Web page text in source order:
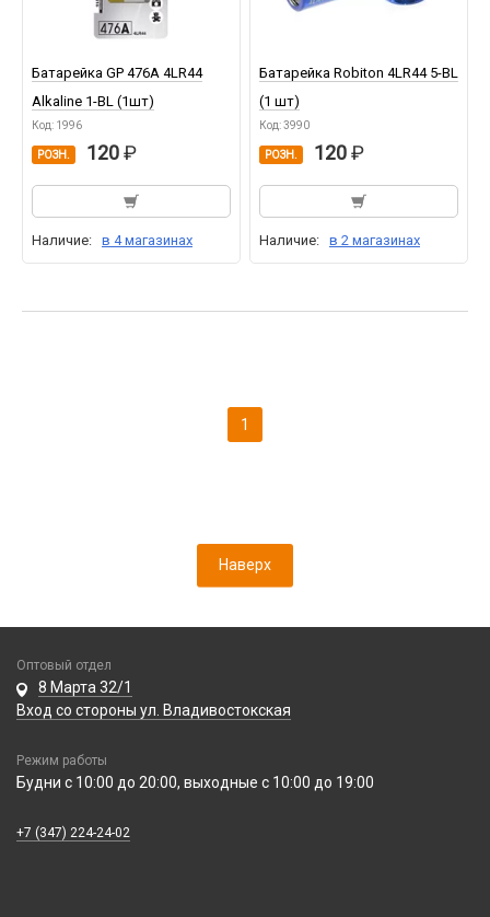
Батарейка GP 476A 4LR44
Alkaline 1-BL (1шт)
Код: 1996
РОЗН. 120
Наличие: в 4 магазинах
Батарейка Robiton 4LR44 5-BL
(1 шт)
Код: 3990
РОЗН. 120
Наличие: в 2 магазинах
1
Наверх
Оптовый отдел
8 Марта 32/1
Вход со стороны ул. Владивостокская
Режим работы
Будни с 10:00 до 20:00, выходные с 10:00 до 19:00
+7 (347) 224-24-02